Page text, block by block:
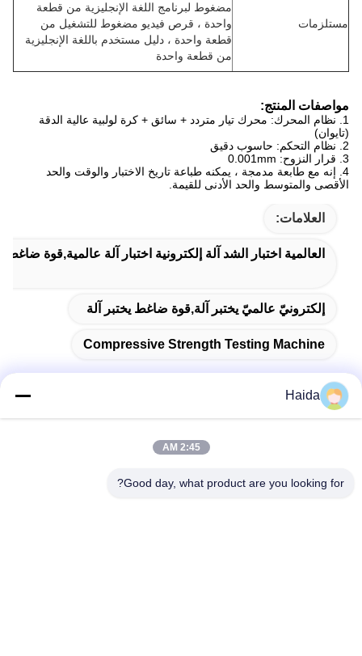
مستلزمات
مضغوط لبرنامج اللغة الإنجليزية من قطعة
واحدة ، قرص فيديو مضغوط للتشغيل من
قطعة واحدة ، دليل مستخدم باللغة الإنجليزية
من قطعة واحدة
مواصفات المنتج:
1. نظام المحرك: محرك تيار متردد + سائق + كرة لولبية عالية الدقة
(تايوان)
2. نظام التحكم: حاسوب دقيق
3. قرار النزوح: 0.001mm
4. إنه مع طابعة مدمجة ، يمكنه طباعة تاريخ الاختبار والوقت والحد
الأقصى والمتوسط ​​والحد الأدنى للقيمة.
العلامات:
العالمية اختبار الشد آلة إلكترونية اختبار آلة عالمية,قوة ضاغط
إلكترونيّ عالميّ يختبر آلة,قوة ضاغط يختبر آلة
Compressive Strength Testing Machine
العنوان
Haida
2:45 AM
Good day, what product are you looking for?